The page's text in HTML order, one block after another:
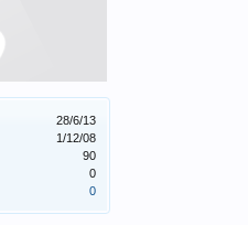
28/6/13
1/12/08
90
0
0